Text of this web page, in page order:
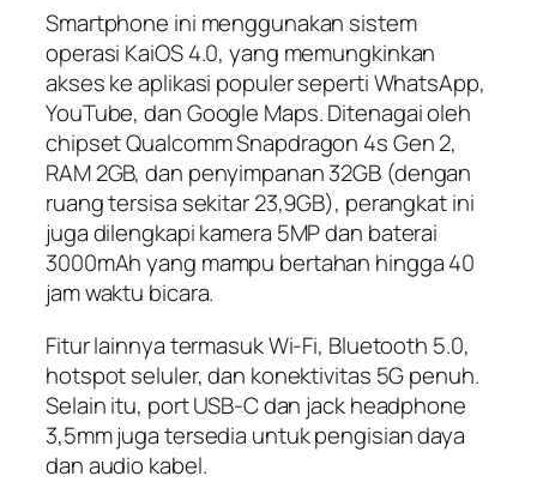
Smartphone ini menggunakan sistem
operasi KaiOS 4.0, yang memungkinkan
akses ke aplikasi populer seperti WhatsApp,
YouTube, dan Google Maps. Ditenagai oleh
chipset Qualcomm Snapdragon 4s Gen 2,
RAM 2GB, dan penyimpanan 32GB (dengan
ruang tersisa sekitar 23,9GB), perangkat ini
juga dilengkapi kamera 5MP dan baterai
3000mAh yang mampu bertahan hingga 40
jam waktu bicara.
Fitur lainnya termasuk Wi-Fi, Bluetooth 5.0,
hotspot seluler, dan konektivitas 5G penuh.
Selain itu, port USB-C dan jack headphone
3,5mm juga tersedia untuk pengisian daya
dan audio kabel.